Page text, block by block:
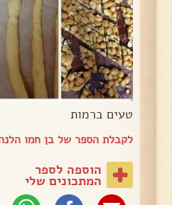
טעים ברמות
לקבלת הספר של בן חמו
הוספה לספר
המתכונים שלי